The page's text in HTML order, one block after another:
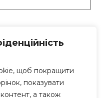
щоб покращити
показувати
а також